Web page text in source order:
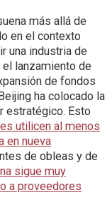
más allá de
en el contexto
una industria de
lanzamiento de
de fondos
ha colocado la
estratégico. Esto
utilicen al menos
en nueva
de obleas y de
sigue muy
a proveedores